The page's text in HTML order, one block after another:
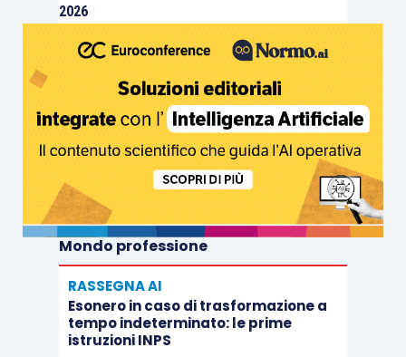
2026
Mondo professione
RASSEGNA AI
Esonero in caso di trasformazione a
tempo indeterminato: le prime
istruzioni INPS